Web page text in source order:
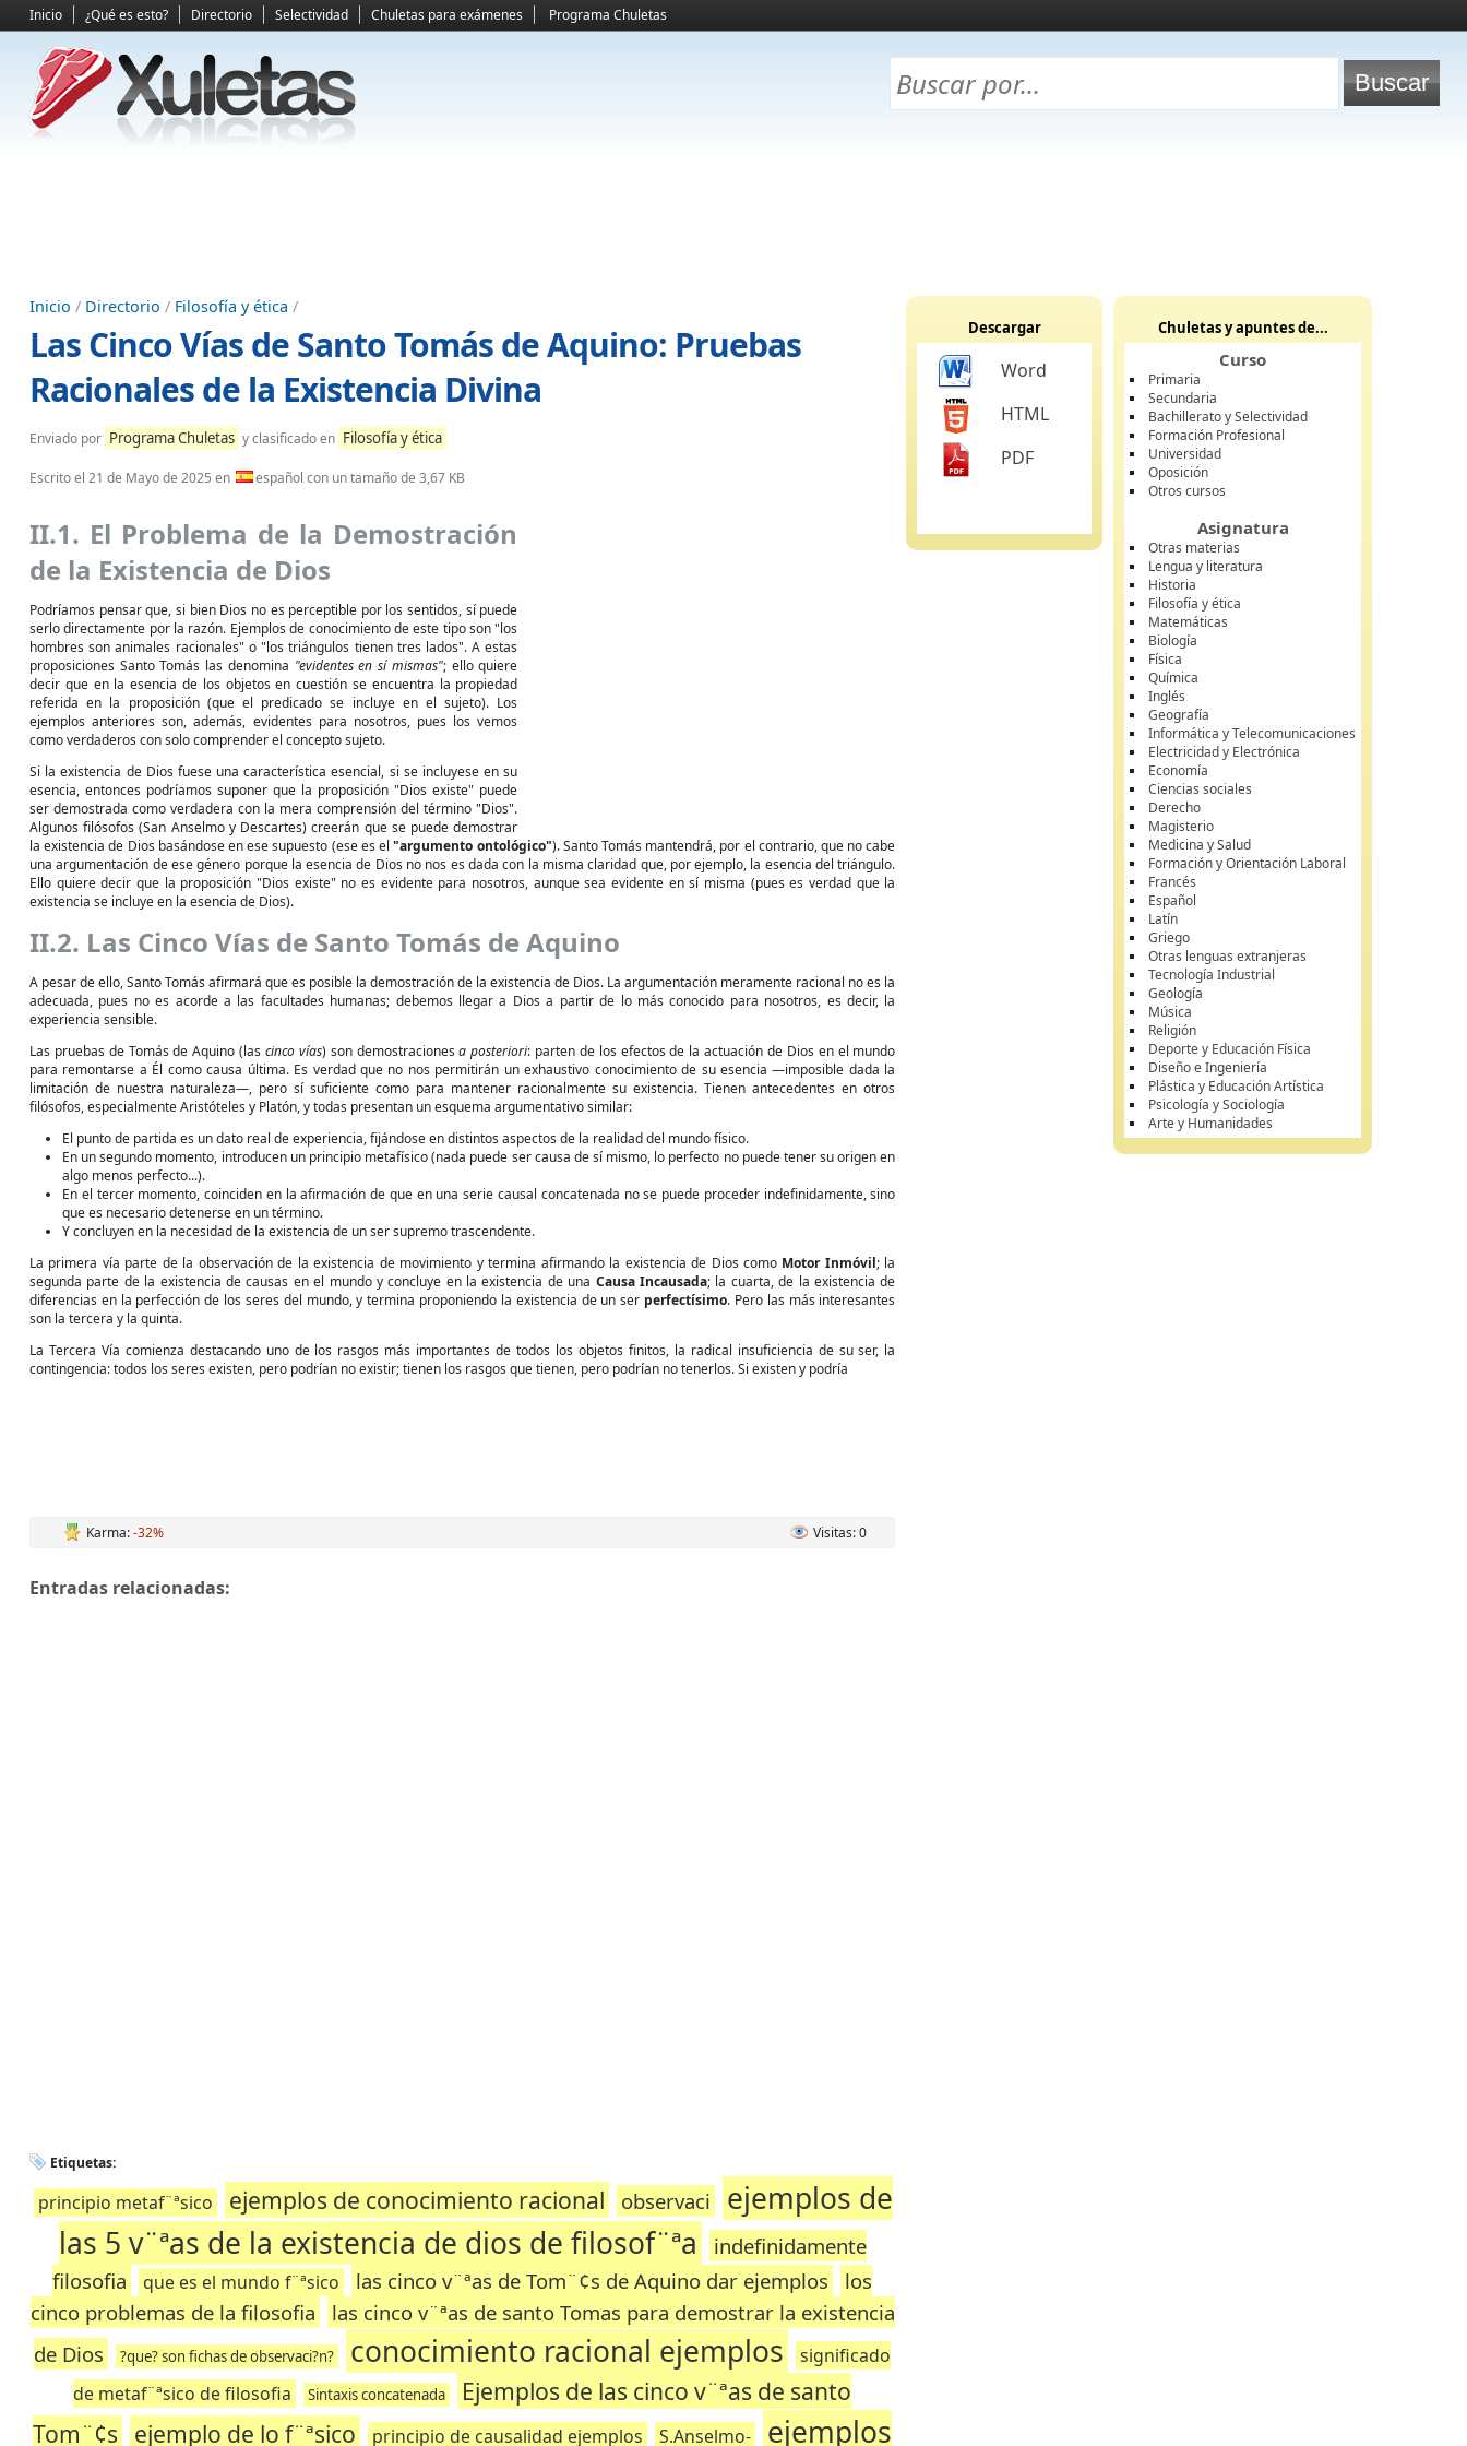
Inicio ¿Qué es esto? Directorio Selectividad Chuletas para exámenes Programa Chuletas
Inicio / Directorio / Filosofía y ética /
Las Cinco Vías de Santo Tomás de Aquino: Pruebas
Racionales de la Existencia Divina
Enviado por Programa Chuletas y clasificado en Filosofía y ética
Escrito el 21 de Mayo de 2025 en español con un tamaño de 3,67 KB
II.1. El Problema de la Demostración
de la Existencia de Dios
Podríamos pensar que, si bien Dios no es perceptible por los sentidos, sí puede
serlo directamente por la razón. Ejemplos de conocimiento de este tipo son "los
hombres son animales racionales" o "los triángulos tienen tres lados". A estas
proposiciones Santo Tomás las denomina "evidentes en sí mismas"; ello quiere
decir que en la esencia de los objetos en cuestión se encuentra la propiedad
referida en la proposición (que el predicado se incluye en el sujeto). Los
ejemplos anteriores son, además, evidentes para nosotros, pues los vemos
como verdaderos con solo comprender el concepto sujeto.
Si la existencia de Dios fuese una característica esencial, si se incluyese en su
esencia, entonces podríamos suponer que la proposición "Dios existe" puede
ser demostrada como verdadera con la mera comprensión del término "Dios".
Algunos filósofos (San Anselmo y Descartes) creerán que se puede demostrar
la existencia de Dios basándose en ese supuesto (ese es el"argumento ontológico"). Santo Tomás mantendrá, por el contrario, que no cabe
una argumentación de ese género porque la esencia de Dios no nos es dada con la misma claridad que, por ejemplo, la esencia del triángulo.
Ello quiere decir que la proposición "Dios existe" no es evidente para nosotros, aunque sea evidente en sí misma (pues es verdad que la
existencia se incluye en la esencia de Dios).
II.2. Las Cinco Vías de Santo Tomás de Aquino
A pesar de ello, Santo Tomás afirmará que es posible la demostración de la existencia de Dios. La argumentación meramente racional no es la
adecuada, pues no es acorde a las facultades humanas; debemos llegar a Dios a partir de lo más conocido para nosotros, es decir, la
experiencia sensible.
Las pruebas de Tomás de Aquino (las cinco vías) son demostracionesa posteriori: parten de los efectos de la actuación de Dios en el mundo
para remontarse a Él como causa última. Es verdad que no nos permitirán un exhaustivo conocimiento de su esencia —imposible dada la
limitación de nuestra naturaleza—, pero sí suficiente como para mantener racionalmente su existencia. Tienen antecedentes en otros
filósofos, especialmente Aristóteles y Platón, y todas presentan un esquema argumentativo similar:
El punto de partida es un dato real de experiencia, fijándose en distintos aspectos de la realidad del mundo físico.
En un segundo momento, introducen un principio metafísico (nada puede ser causa de sí mismo, lo perfecto no puede tener su origen en
algo menos perfecto...).
En el tercer momento, coinciden en la afirmación de que en una serie causal concatenada no se puede proceder indefinidamente, sino
que es necesario detenerse en un término.
Y concluyen en la necesidad de la existencia de un ser supremo trascendente.
La primera vía parte de la observación de la existencia de movimiento y termina afirmando la existencia de Dios como Motor Inmóvil; la
segunda parte de la existencia de causas en el mundo y concluye en la existencia de una Causa Incausada; la cuarta, de la existencia de
diferencias en la perfección de los seres del mundo, y termina proponiendo la existencia de un ser perfectísimo. Pero las más interesantes
son la tercera y la quinta.
La Tercera Vía comienza destacando uno de los rasgos más importantes de todos los objetos finitos, la radical insuficiencia de su ser, la
contingencia: todos los seres existen, pero podrían no existir; tienen los rasgos que tienen, pero podrían no tenerlos. Si existen y podría
Karma:-32% Visitas: 0
Entradas relacionadas:
Etiquetas:
principio metaf¨ªsico ejemplos de conocimiento racional observaci
ejemplos de
las 5 v¨ªas de la existencia de dios de filosof¨ªa
indefinidamente
filosofia
que es el mundo f¨ªsico las cinco v¨ªas de Tom¨¢s de Aquino dar ejemplos
los
cinco problemas de la filosofia
las cinco v¨ªas de santo Tomas para demostrar la existencia
de Dios
?que? son fichas de observaci?n? conocimiento racional ejemplos
significado
de metaf¨ªsico de filosofia
Sintaxis concatenada
Ejemplos de las cinco v¨ªas de santo
Tom¨¢s ejemplo de lo f¨ªsico principio de causalidad ejemplos S.Anselmo- ejemplos
Descargar
Word
HTML
PDF
Chuletas y apuntes de...
Curso
Primaria
Secundaria
Bachillerato y Selectividad
Formación Profesional
Universidad
Oposición
Otros cursos
Asignatura
Otras materias
Lengua y literatura
Historia
Filosofía y ética
Matemáticas
Biología
Física
Química
Inglés
Geografía
Informática y Telecomunicaciones
Electricidad y Electrónica
Economía
Ciencias sociales
Derecho
Magisterio
Medicina y Salud
Formación y Orientación Laboral
Francés
Español
Latín
Griego
Otras lenguas extranjeras
Tecnología Industrial
Geología
Música
Religión
Deporte y Educación Física
Diseño e Ingeniería
Plástica y Educación Artística
Psicología y Sociología
Arte y Humanidades